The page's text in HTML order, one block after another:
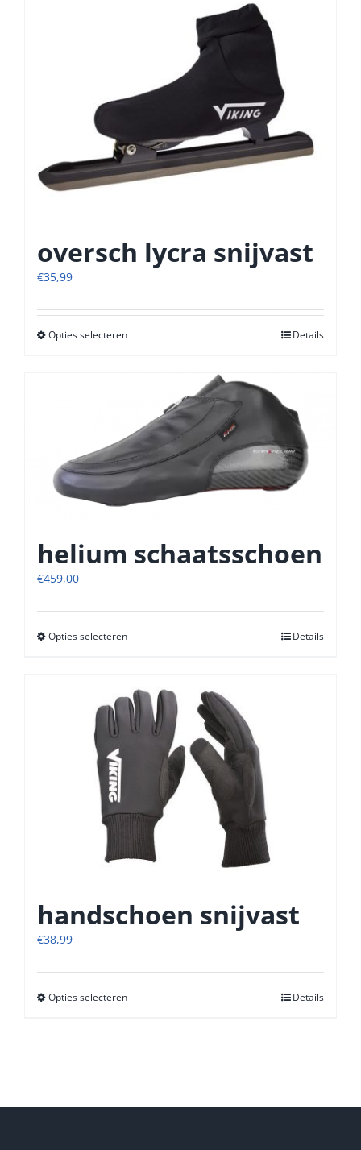
oversch lycra snijvast
€35,99
Opties selecterenDit
variaties.
Deze
optie
kan
gekozen
worden
productpagina
Details
helium schaatsschoen
€459,00
Opties selecterenDit
meerdere
variaties.
Deze
gekozen
worden
op
productpagina
Details
handschoen snijvast
€38,99
Opties selecterenDit
optie
Details